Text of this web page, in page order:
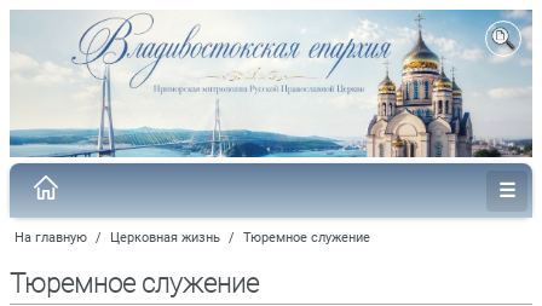
На главную / Церковная жизнь / Тюремное служение
Тюремное служение